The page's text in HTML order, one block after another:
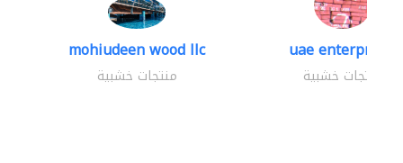
mohiudeen wood llc
منتجات خشبية
uae enterprises
منتجات خشبية